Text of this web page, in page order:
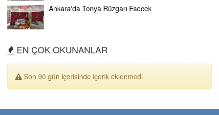
Ankara'da Tonya Rüzgarı Esecek
EN ÇOK OKUNANLAR
Son 90 gün içerisinde içerik eklenmedi